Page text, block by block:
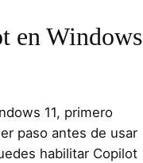
en Windows
11, primero
paso antes de usar
habilitar Copilot